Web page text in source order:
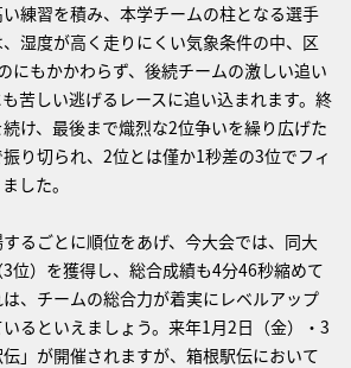
練習を積み、本学チームの柱となる選手
湿度が高く走りにくい気象条件の中、区
にもかかわらず、後続チームの激しい追い
苦しい逃げるレースに追い込まれます。終
け、最後まで熾烈な2位争いを繰り広げた
り切られ、2位とは僅か1秒差の3位でフィ
した。
るごとに順位をあげ、今大会では、同大
位）を獲得し、総合成績も4分46秒縮めて
、チームの総合力が着実にレベルアップ
るといえましょう。来年1月2日（金）・3
」が開催されますが、箱根駅伝において